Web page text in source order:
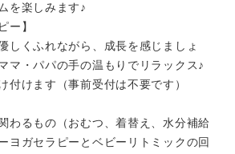
を楽しみます♪
ー】
しくふれながら、成長を感じましょ
マ・パパの手の温もりでリラックス♪
けます（事前受付は不要です）
るもの（おむつ、着替え、水分補給
ヨガセラピーとベビーリトミックの回